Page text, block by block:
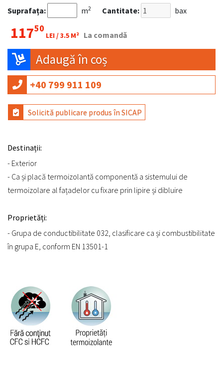
Suprafața: m2 Cantitate: bax
11750
LEI /3.5 M² La comandă
Adaugă în coș
+40 799 911 109
Solicită publicare produs în SICAP
Destinații:
- Exterior
- Ca și placă termoizolantă componentă a sistemului de
termoizolare al fațadelor cu fixare prin lipire și dibluire
Proprietăți:
- Grupa de conductibilitate 032, clasificare ca și combustibilitate
în grupa E, conform EN 13501-1